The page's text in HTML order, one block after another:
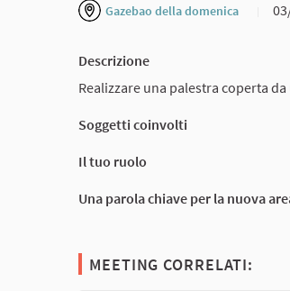
Gazebao della domenica
Descrizione
Realizzare una palestra coperta
Soggetti coinvolti
Il tuo ruolo
Una parola chiave per la nuova
MEETING CORRELATI: